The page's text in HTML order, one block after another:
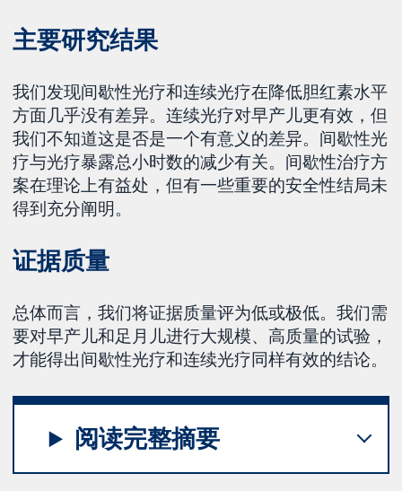
主要研究结果
我们发现间歇性光疗和连续光疗在降低胆红素水平
方面几乎没有差异。连续光疗对早产儿更有效，但
我们不知道这是否是一个有意义的差异。间歇性光
疗与光疗暴露总小时数的减少有关。间歇性治疗方
案在理论上有益处，但有一些重要的安全性结局未
得到充分阐明。
证据质量
总体而言，我们将证据质量评为低或极低。我们需
要对早产儿和足月儿进行大规模、高质量的试验，
才能得出间歇性光疗和连续光疗同样有效的结论。
阅读完整摘要